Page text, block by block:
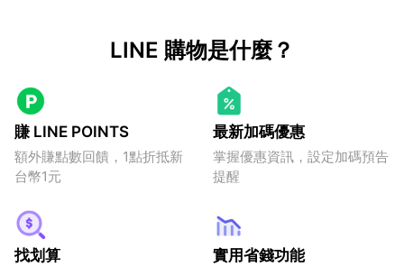
LINE 購物是什麼？
賺 LINE POINTS
額外賺點數回饋，1點折抵新
台幣1元
最新加碼優惠
掌握優惠資訊，設定加碼預告
提醒
找划算 實用省錢功能